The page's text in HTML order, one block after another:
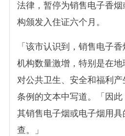
法律，暂停为销售电子香
构颁发入住证六个月。
「该市认识到，销售电子
机构数量激增，特别是在
对公共卫生、安全和福利
条例的文本中写道。「因
其销售电子烟或电子烟用
查。」